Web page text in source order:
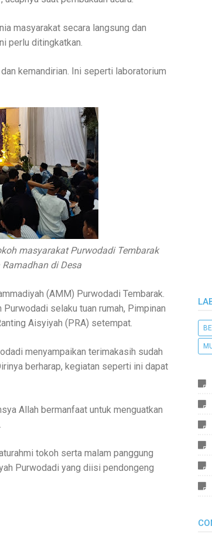
masyarakat secara langsung dan
perlu ditingkatkan.
kemandirian. Ini seperti laboratorium
masyarakat Purwodadi Tembarak
di Desa
(AMM) Purwodadi Tembarak.
selaku tuan rumah, Pimpinan
Aisyiyah (PRA) setempat.
menyampaikan terimakasih sudah
berharap, kegiatan seperti ini dapat
Allah bermanfaat untuk menguatkan
tokoh serta malam panggung
Purwodadi yang diisi pendongeng